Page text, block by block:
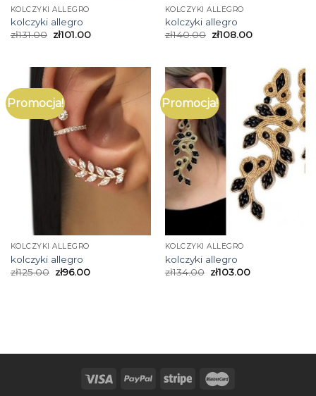
KOLCZYKI ALLEGRO
kolczyki allegro
zł131.00 zł101.00
KOLCZYKI ALLEGRO
kolczyki allegro
zł140.00 zł108.00
Promocja!
KOLCZYKI ALLEGRO
kolczyki allegro
zł125.00 zł96.00
Promocja!
KOLCZYKI ALLEGRO
kolczyki allegro
zł134.00 zł103.00